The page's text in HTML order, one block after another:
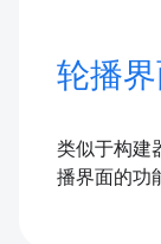
轮播
类似于构建
播界面的功